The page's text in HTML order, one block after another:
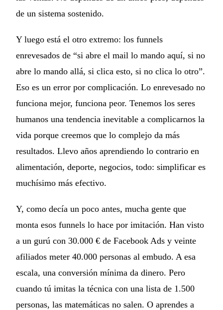
de un sistema sostenido.
Y luego está el otro extremo: los funnels
enrevesados de “si abre el mail lo mando aquí, si no
abre lo mando allá, si clica esto, si no clica lo otro”.
Eso es un error por complicación. Lo enrevesado no
funciona mejor, funciona peor. Tenemos los seres
humanos una tendencia inevitable a complicarnos la
vida porque creemos que lo complejo da más
resultados. Llevo años aprendiendo lo contrario en
alimentación, deporte, negocios, todo: simplificar es
muchísimo más efectivo.
Y, como decía un poco antes, mucha gente que
monta esos funnels lo hace por imitación. Han visto
a un gurú con 30.000 € de Facebook Ads y veinte
afiliados meter 40.000 personas al embudo. A esa
escala, una conversión mínima da dinero. Pero
cuando tú imitas la técnica con una lista de 1.500
personas, las matemáticas no salen. O aprendes a